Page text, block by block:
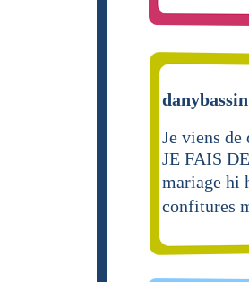
Je viens
JE FAIS
mariage
confitures